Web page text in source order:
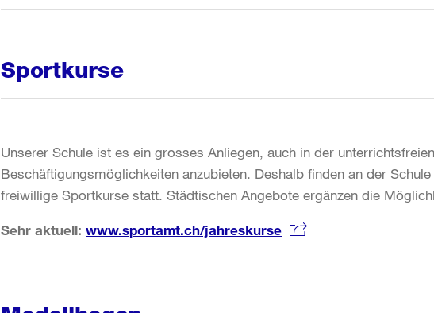
Sportkurse
Unserer Schule ist es ein grosses Anliegen, auch in der
Beschäftigungsmöglichkeiten anzubieten. Deshalb finden an der
freiwillige Sportkurse statt. Städtischen Angebote ergänzen die
Sehr aktuell:www.sportamt.ch/jahreskurse